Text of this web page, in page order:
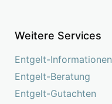
Weitere Services
Entgelt-Informationen
Entgelt-Beratung
Entgelt-Gutachten